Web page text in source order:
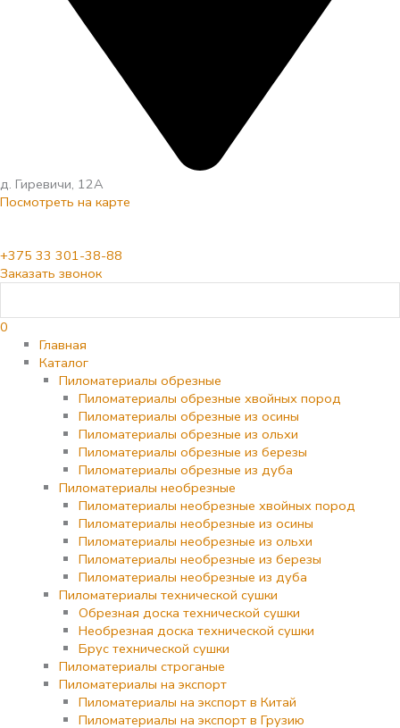
д. Гиревичи, 12А
Посмотреть на карте
+375 33 301-38-88
Заказать звонок
0
Главная
Каталог
Пиломатериалы обрезные
Пиломатериалы обрезные хвойных пород
Пиломатериалы обрезные из осины
Пиломатериалы обрезные из ольхи
Пиломатериалы обрезные из березы
Пиломатериалы обрезные из дуба
Пиломатериалы необрезные
Пиломатериалы необрезные хвойных пород
Пиломатериалы необрезные из осины
Пиломатериалы необрезные из ольхи
Пиломатериалы необрезные из березы
Пиломатериалы необрезные из дуба
Пиломатериалы технической сушки
Обрезная доска технической сушки
Необрезная доска технической сушки
Брус технической сушки
Пиломатериалы строганые
Пиломатериалы на экспорт
Пиломатериалы на экспорт в Китай
Пиломатериалы на экспорт в Грузию